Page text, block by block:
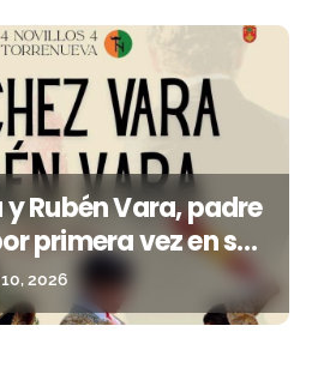
Rubén Vara, padre
primera vez en su
2026